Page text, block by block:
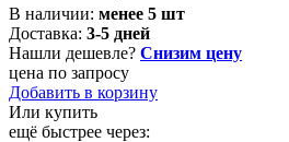
В наличии: менее 5 шт
Доставка: 3-5 дней
Нашли дешевле? Снизим цену
цена по запросу
Добавить в корзину
Или купить
ещё быстрее через: